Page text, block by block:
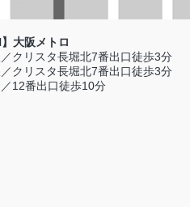
】大阪メトロ
クリスタ長堀北7番出口徒歩3分
クリスタ長堀北7番出口徒歩3分
12番出口徒歩10分